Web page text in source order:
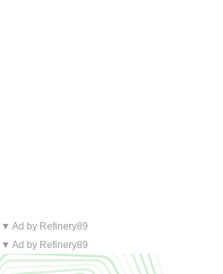
▼ Ad by Refinery89
▼ Ad by Refinery89